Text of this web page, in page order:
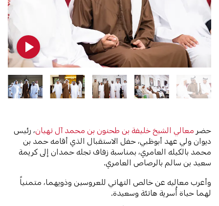
حضر معالي الشيخ خليفة بن طحنون بن محمد آل نهيان، رئيس
ديوان ولي عهد أبوظبي، حفل الاستقبال الذي أقامه حمد بن
محمد بالكيله العامري، بمناسبة زفاف نجله حمدان إلى كريمة
سعيد بن سالم بالرصاص العامري.
وأعرب معاليه عن خالص التهاني للعروسين وذويهما، متمنياً
لهما حياة أُسرية هانئة وسعيدة.